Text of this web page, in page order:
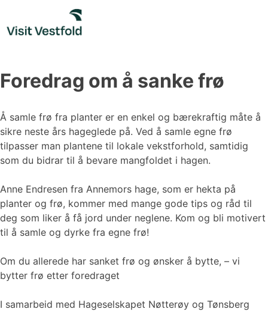
content
Foredrag om å sanke frø
Å samle frø fra planter er en enkel og bærekraftig måte å
sikre neste års hageglede på. Ved å samle egne frø
tilpasser man plantene til lokale vekstforhold, samtidig
som du bidrar til å bevare mangfoldet i hagen.
Anne Endresen fra Annemors hage, som er hekta på
planter og frø, kommer med mange gode tips og råd til
deg som liker å få jord under neglene. Kom og bli motivert
til å samle og dyrke fra egne frø!
Om du allerede har sanket frø og ønsker å bytte, – vi
bytter frø etter foredraget
I samarbeid med Hageselskapet Nøtterøy og Tønsberg